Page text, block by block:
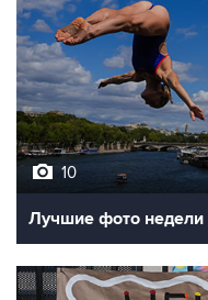
10
Лучшие фото недели